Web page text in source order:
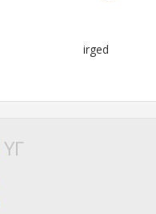
irged
ҮГ